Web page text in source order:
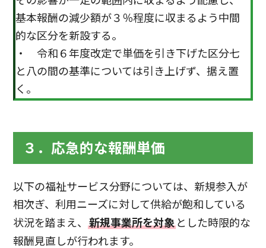
基本報酬の減少額が３％程度に収まるよう中間
的な区分を新設する。
・ 令和６年度改定で単価を引き下げた区分七
と八の間の基準については引き上げず、据え置
く。
３．応急的な報酬単価
以下の福祉サービス分野については、新規参入が
相次ぎ、利用ニーズに対して供給が飽和している
状況を踏まえ、新規事業所を対象 とした時限的な
報酬見直しが行われます。